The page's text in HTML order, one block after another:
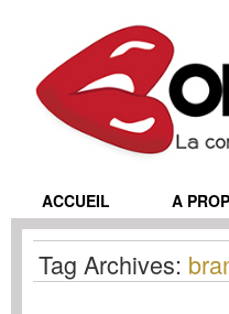
ACCUEIL A
Tag Archives: